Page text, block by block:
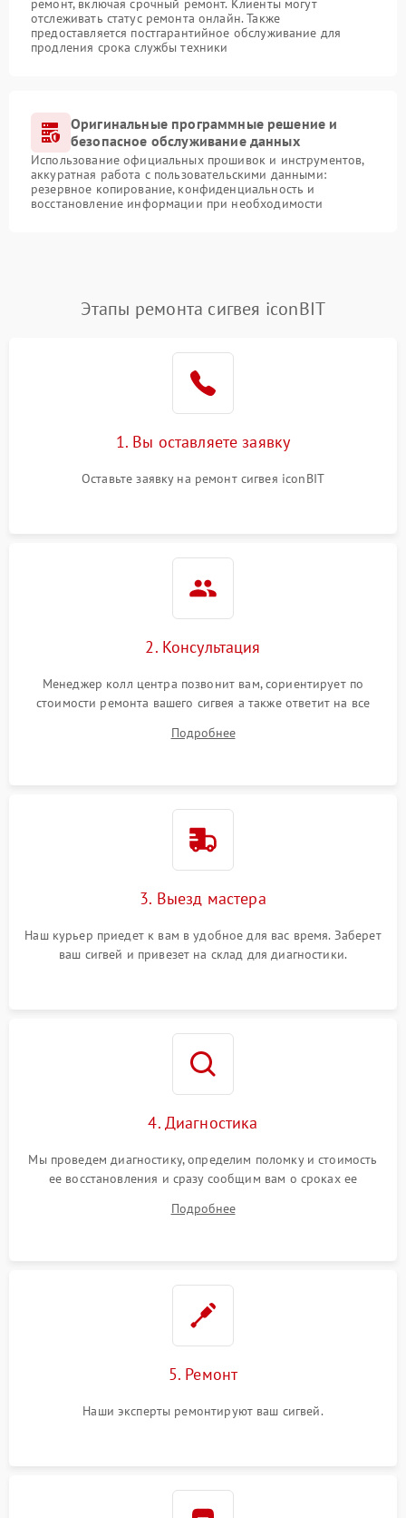
ремонт, включая срочный ремонт. Клиенты могут
отслеживать статус ремонта онлайн. Также
предоставляется постгарантийное обслуживание для
продления срока службы техники
Оригинальные программные решение и
безопасное обслуживание данных
Использование официальных прошивок и инструментов,
аккуратная работа с пользовательскими данными:
резервное копирование, конфиденциальность и
восстановление информации при необходимости
Этапы ремонта сигвея iconBIT
1. Вы оставляете заявку
Оставьте заявку на ремонт сигвея iconBIT
2. Консультация
Менеджер колл центра позвонит вам, сориентирует по
стоимости ремонта вашего сигвея а также ответит на все
Подробнее
3. Выезд мастера
Наш курьер приедет к вам в удобное для вас время. Заберет
ваш сигвей и привезет на склад для диагностики.
4. Диагностика
Мы проведем диагностику, определим поломку и стоимость
ее восстановления и сразу сообщим вам о сроках ее
Подробнее
5. Ремонт
Наши эксперты ремонтируют ваш сигвей.